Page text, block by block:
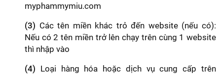
myphammymiu.com
(3) Các tên miền khác trỏ đến website (nếu có):
Nếu có 2 tên miền trở lên chạy trên cùng 1 website
thì nhập vào
(4) Loại hàng hóa hoặc dịch vụ cung cấp trên